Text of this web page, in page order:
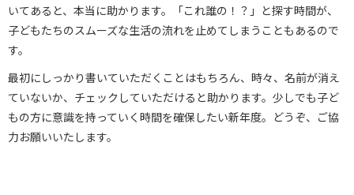
いてあると、本当に助かります。「これ誰の！？」と探す時間が、
子どもたちのスムーズな生活の流れを止めてしまうこともあるので
す。
最初にしっかり書いていただくことはもちろん、時々、名前が消え
ていないか、チェックしていただけると助かります。少しでも子ど
もの方に意識を持っていく時間を確保したい新年度。どうぞ、ご協
力お願いいたします。